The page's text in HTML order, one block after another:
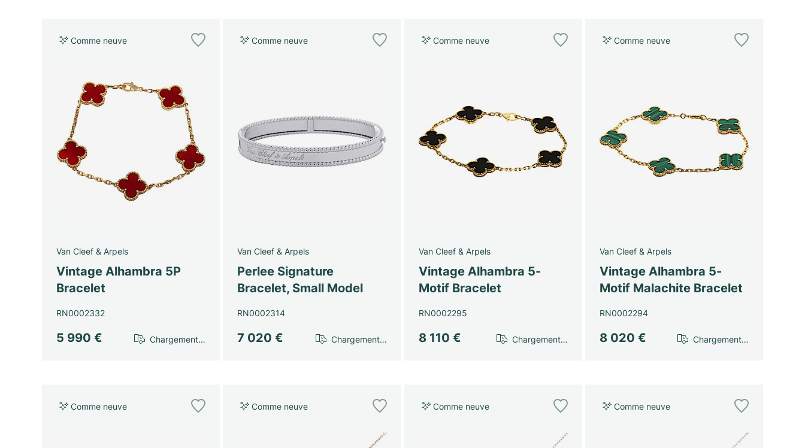
Comme neuve
Van Cleef & Arpels
Vintage Alhambra 5P
Bracelet
RN0002332
5 990 € Chargement…
Comme neuve
Van Cleef & Arpels
Perlee Signature
Bracelet, Small Model
RN0002314
7 020 € Chargement…
Comme neuve
Van Cleef & Arpels
Vintage Alhambra 5-
Motif Bracelet
RN0002295
8 110 € Chargement…
Comme neuve
Van Cleef & Arpels
Vintage Alhambra 5-
Motif Malachite Bracelet
RN0002294
8 020 € Chargement…
Comme neuve Comme neuve Comme neuve Comme neuve